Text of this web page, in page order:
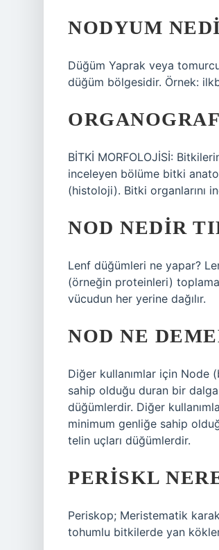
NODYUM
Düğüm Yaprak veya
düğüm bölgesidir. Örnek:
BİTKİ MORFOLOJİSİ:
inceleyen bölüme bitki
(histoloji). Bitki organlarını
NOD NEDIR
Lenf düğümleri ne yapar?
(örneğin proteinleri)
vücudun her yerine dağılır.
NOD NE
Diğer kullanımlar için Node
sahip olduğu duran bir
düğümlerdir. Diğer
minimum genliğe sahip
telin uçları düğümlerdir.
PERISKL
Periskop; Meristematik
tohumlu bitkilerde yan